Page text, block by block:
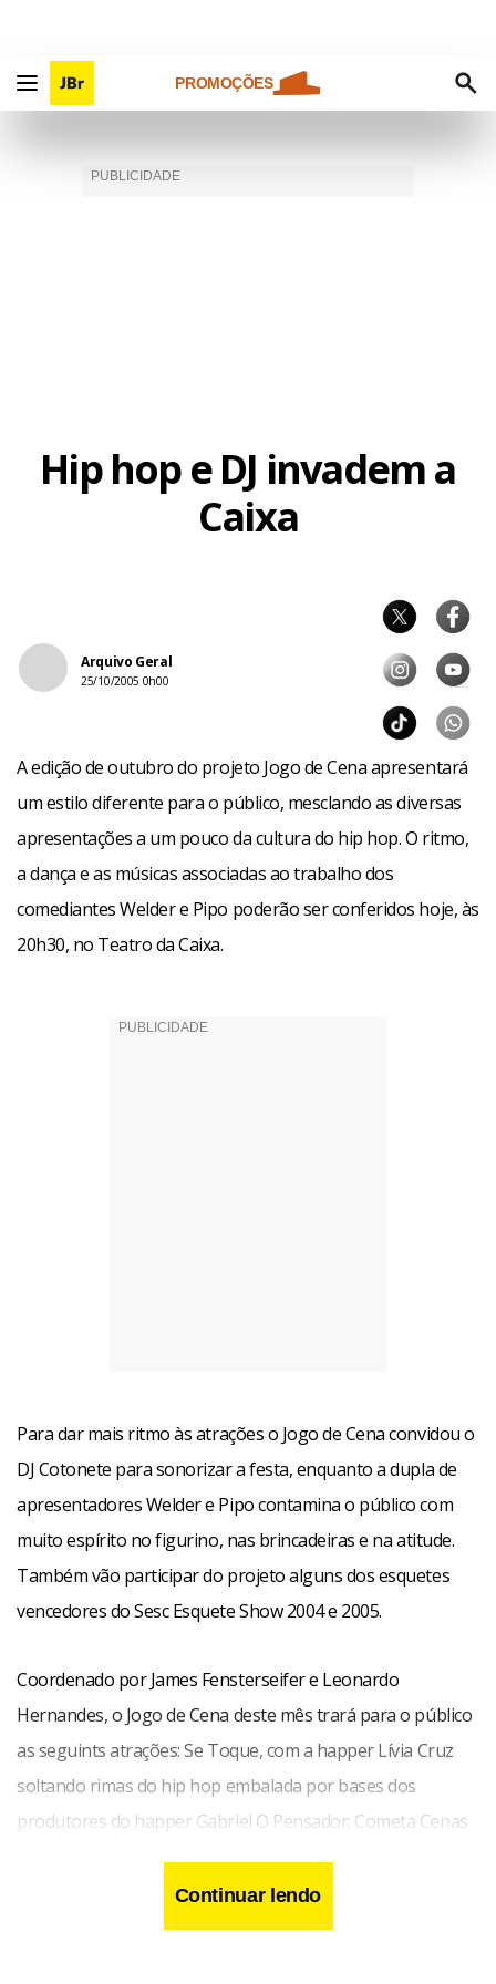
PROMOÇÕES
Hip hop e DJ invadem a
Caixa
Arquivo Geral
25/10/2005 0h00
A edição de outubro do projeto Jogo de Cena apresentará
um estilo diferente para o público, mesclando as diversas
apresentações a um pouco da cultura do hip hop. O ritmo,
a dança e as músicas associadas ao trabalho dos
comediantes Welder e Pipo poderão ser conferidos hoje, às
20h30, no Teatro da Caixa.
Para dar mais ritmo às atrações o Jogo de Cena convidou o
DJ Cotonete para sonorizar a festa, enquanto a dupla de
apresentadores Welder e Pipo contamina o público com
muito espírito no figurino, nas brincadeiras e na atitude.
Também vão participar do projeto alguns dos esquetes
vencedores do Sesc Esquete Show 2004 e 2005.
Coordenado por James Fensterseifer e Leonardo
Hernandes, o Jogo de Cena deste mês trará para o público
as seguints atrações: Se Toque, com a happer Lívia Cruz
soltando rimas do hip hop embalada por bases dos
produtores do happer Gabriel O Pensador; Cometa Cenas
I, com o esquete cômico Ser Homem, Ser Mulher, Esta é a
Questão, vencedor da categoria Destaque Feminino do
Sesc Esquete Show 2004 com Élia Cavalcante; Sua Pessoa
Continuar lendo